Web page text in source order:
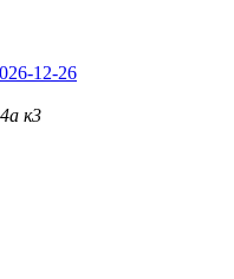
12-26
к3